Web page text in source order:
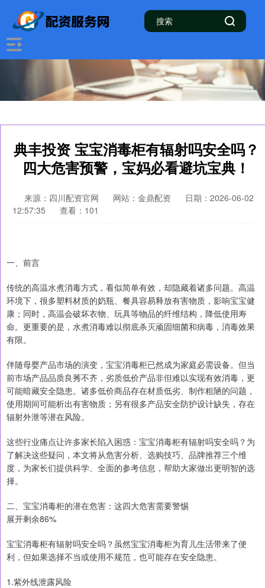
典丰投资 宝宝消毒柜有辐射吗安全吗？
四大危害预警，宝妈必看避坑宝典！
来源：四川配资官网 网站：金鼎配资
日期：2026-06-02
12:57:35
查看：101
一、前言
传统的高温水煮消毒方式，看似简单有效，却隐藏着诸多问题。高温
环境下，很多塑料材质的奶瓶、餐具容易释放有害物质，影响宝宝健
康；同时，高温会破坏衣物、玩具等物品的纤维结构，降低使用寿
命。更重要的是，水煮消毒难以彻底杀灭顽固细菌和病毒，消毒效果
有限。
伴随母婴产品市场的演变，宝宝消毒柜已然成为家庭必需设备。但当
前市场产品品质良莠不齐，劣质低价产品非但难以实现有效消毒，更
可能暗藏安全隐患。诸多低价商品存在材质低劣、制作粗陋的问题，
使用期间可能析出有害物质；另有很多产品安全防护设计缺失，存在
辐射外泄等潜在风险。
这些行业痛点让许多家长陷入困惑：宝宝消毒柜有辐射吗安全吗？为
了解决这些疑问，本文将从危害分析、选购技巧、品牌推荐三个维
度，为家长们提供科学、全面的参考信息，帮助大家做出更明智的选
择。
二、宝宝消毒柜的潜在危害：这四大危害需要警惕
展开剩余86%
宝宝消毒柜有辐射吗安全吗？虽然宝宝消毒柜为育儿生活带来了便
利，但如果选择不当或使用不规范，也可能存在安全隐患。
1.紫外线泄露风险